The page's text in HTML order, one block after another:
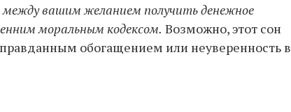
вашим желанием получить денежное
моральным кодексом. Возможно, этот сон
обогащением или неуверенность в